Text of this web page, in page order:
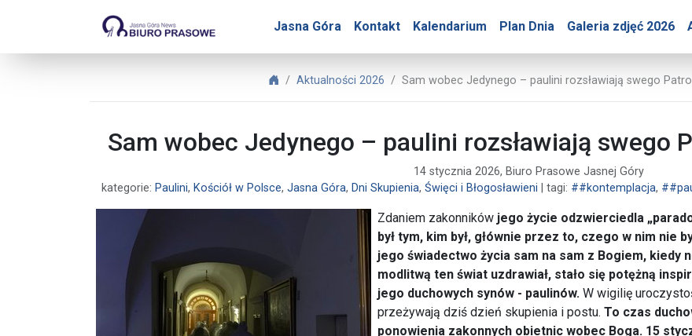
Jasna Góra Kontakt Kalendarium Plan Dnia Galeria zdjęć 2026
Biuro Prasowe Jasnej Góry – Sam wobec
Biuro Prasowe Jasnej Góry
Aktualności 2026 Sam wobec Jedynego – paulini rozsławiają swego
Sam wobec Jedynego – paulini rozsławiają swego
14 stycznia 2026, Biuro Prasowe Jasnej Góry
kategorie: Paulini, Kościół w Polsce, Jasna Góra, Dni Skupienia, Święci i Błogosławieni | tagi: ##kontemplacja,
Zdaniem zakonników jego życie odzwierciedla
był tym, kim był, głównie przez to, czego w nim nie
jego świadectwo życia sam na sam z Bogiem, kiedy
modlitwą ten świat uzdrawiał, stało się potężną
jego duchowych synów - paulinów. W wigilię
przeżywają dziś dzień skupienia i postu. To czas
ponowienia zakonnych obietnic wobec Boga. 15